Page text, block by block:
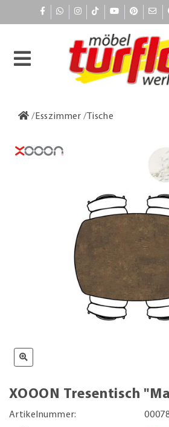
Esszimmer Tische
XOOON Tresentisch
Artikelnummer: